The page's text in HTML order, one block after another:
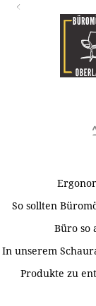
So sollten
Büro so
In unserem
Produkte zu